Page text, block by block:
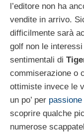
l’editore non ha
vendite in arrivo.
difficilmente sarà
golf non le
sentimentali di
commiserazione o
ottimiste invece le
un po’ per
scoprire qualche
numerose